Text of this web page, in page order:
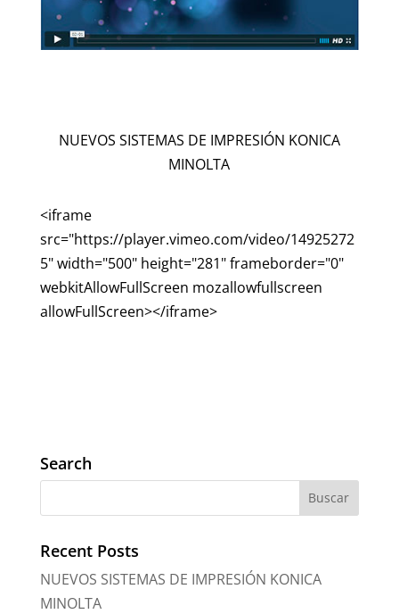
NUEVOS SISTEMAS DE IMPRESIÓN KONICA
MINOLTA
<iframe
src="https://player.vimeo.com/video/14925272
5" width="500" height="281" frameborder="0"
webkitAllowFullScreen mozallowfullscreen
allowFullScreen></iframe>
Search
Recent Posts
NUEVOS SISTEMAS DE IMPRESIÓN KONICA
MINOLTA